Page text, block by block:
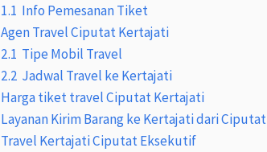
1.1 Info Pemesanan Tiket
Agen Travel Ciputat Kertajati
2.1 Tipe Mobil Travel
2.2 Jadwal Travel ke Kertajati
Harga tiket travel Ciputat Kertajati
Layanan Kirim Barang ke Kertajati dari Ciputat
Travel Kertajati Ciputat Eksekutif